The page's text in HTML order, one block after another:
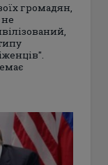
громадян,